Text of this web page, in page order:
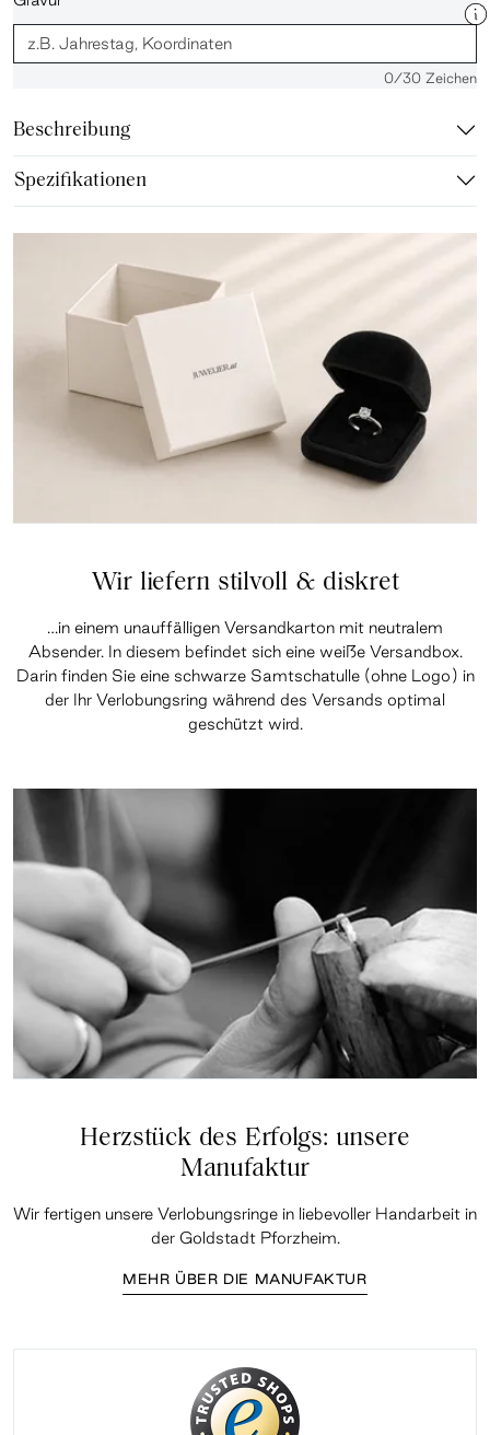
0/30 Zeichen
Beschreibung
Spezifikationen
Wir liefern stilvoll & diskret
…in einem unauffälligen Versandkarton mit neutralem
Absender. In diesem befindet sich eine weiße Versandbox.
Darin finden Sie eine schwarze Samtschatulle (ohne Logo) in
der Ihr Verlobungsring während des Versands optimal
geschützt wird.
Herzstück des Erfolgs: unsere
Manufaktur
Wir fertigen unsere Verlobungsringe in liebevoller Handarbeit in
der Goldstadt Pforzheim.
MEHR ÜBER DIE MANUFAKTUR